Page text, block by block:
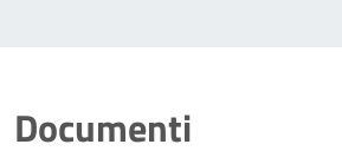
Documenti